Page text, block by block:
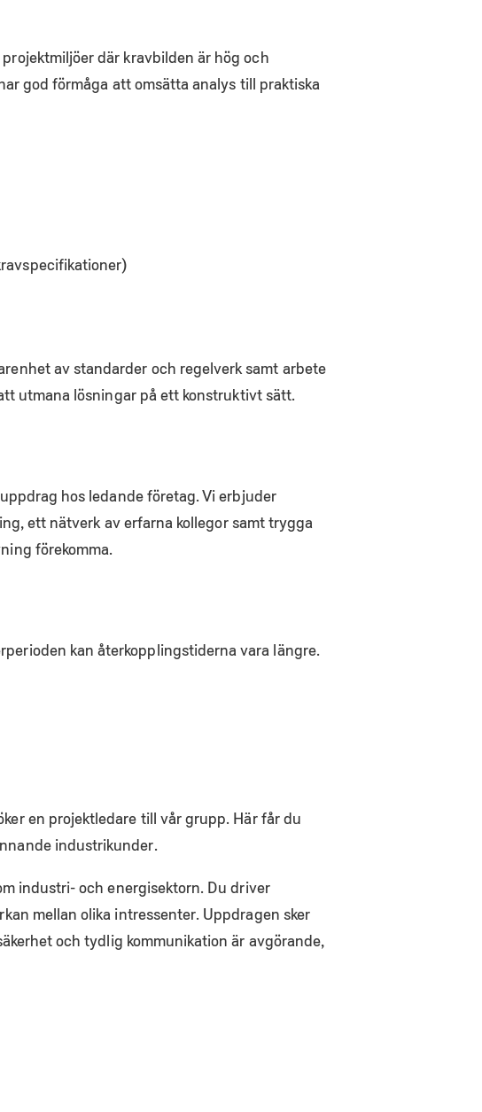
där kravbilden är hög och
god förmåga att omsätta analys till praktiska
av standarder och regelverk samt arbete
utmana lösningar på ett konstruktivt sätt.
hos ledande företag. Vi erbjuder
ett nätverk av erfarna kollegor samt trygga
förekomma.
kan återkopplingstiderna vara längre.
en projektledare till vår grupp. Här får du
industrikunder.
industri- och energisektorn. Du driver
mellan olika intressenter. Uppdragen sker
och tydlig kommunikation är avgörande,